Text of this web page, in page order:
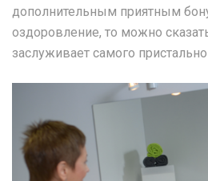
дополнительным приятным
оздоровление, то можно
заслуживает самого